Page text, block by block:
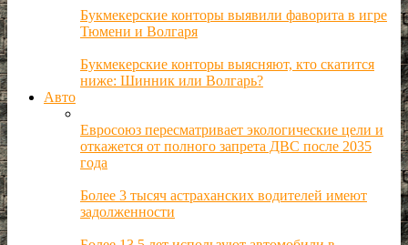
Букмекерские конторы выявили фаворита в игре
Тюмени и Волгаря
Букмекерские конторы выясняют, кто скатится
ниже: Шинник или Волгарь?
Авто
Евросоюз пересматривает экологические цели и
откажется от полного запрета ДВС после 2035
года
Более 3 тысяч астраханских водителей имеют
задолженности